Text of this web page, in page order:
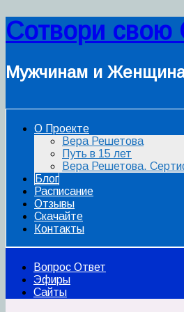
Сотвори свою
Мужчинам и
О Проекте
Вера Решетова
Путь в 15 лет
Вера Решетова.
Блог
Расписание
Отзывы
Скачайте
Контакты
Вопрос Ответ
Эфиры
Сайты